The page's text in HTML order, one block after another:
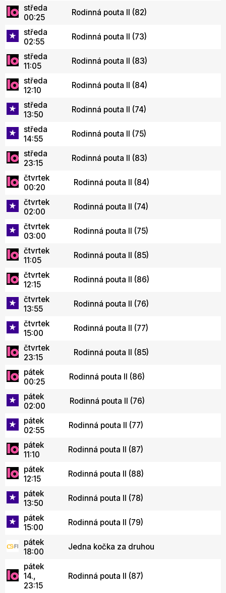
středa
00:25
Rodinná pouta II (82)
středa
02:55
Rodinná pouta II (73)
středa
11:05
Rodinná pouta II (83)
středa
12:10
Rodinná pouta II (84)
středa
13:50
Rodinná pouta II (74)
středa
14:55
Rodinná pouta II (75)
středa
23:15
Rodinná pouta II (83)
čtvrtek
00:20
Rodinná pouta II (84)
čtvrtek
02:00
Rodinná pouta II (74)
čtvrtek
03:00
Rodinná pouta II (75)
čtvrtek
11:05
Rodinná pouta II (85)
čtvrtek
12:15
Rodinná pouta II (86)
čtvrtek
13:55
Rodinná pouta II (76)
čtvrtek
15:00
Rodinná pouta II (77)
čtvrtek
23:15
Rodinná pouta II (85)
pátek
00:25
Rodinná pouta II (86)
pátek
02:00
Rodinná pouta II (76)
pátek
02:55
Rodinná pouta II (77)
pátek
11:10
Rodinná pouta II (87)
pátek
12:15
Rodinná pouta II (88)
pátek
13:50
Rodinná pouta II (78)
pátek
15:00
Rodinná pouta II (79)
pátek
18:00
Jedna kočka za druhou
pátek
14.,
23:15
Rodinná pouta II (87)